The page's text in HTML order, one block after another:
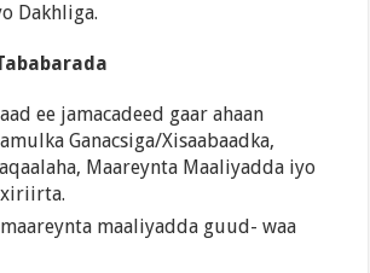
Dakhliga.
ee jamacadeed gaar ahaan
Ganacsiga/Xisaabaadka,
Maareynta Maaliyadda iyo
maaliyadda guud- waa